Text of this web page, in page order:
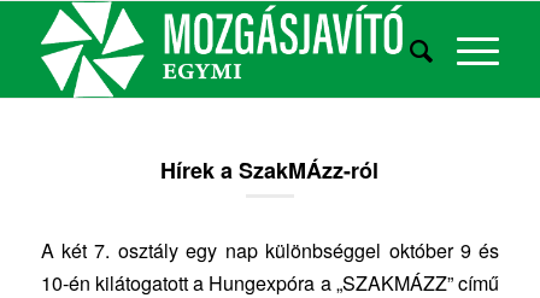
Hírek a SzakMÁzz-ról
A két 7. osztály egy nap különbséggel október 9 és
10-én kilátogatott a Hungexpóra a „SZAKMÁZZ” című